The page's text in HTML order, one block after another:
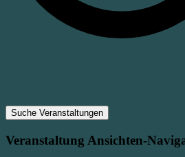
Suche Veranstaltungen
Veranstaltung Ansichten-